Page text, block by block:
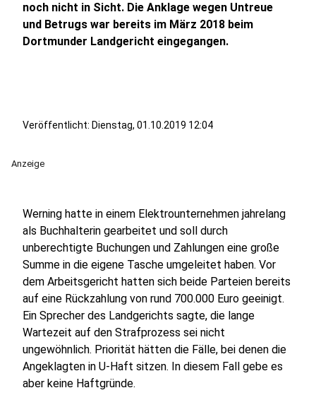
noch nicht in Sicht. Die Anklage wegen Untreue
und Betrugs war bereits im März 2018 beim
Dortmunder Landgericht eingegangen.
Veröffentlicht: Dienstag, 01.10.2019 12:04
Anzeige
Werning hatte in einem Elektrounternehmen jahrelang
als Buchhalterin gearbeitet und soll durch
unberechtigte Buchungen und Zahlungen eine große
Summe in die eigene Tasche umgeleitet haben. Vor
dem Arbeitsgericht hatten sich beide Parteien bereits
auf eine Rückzahlung von rund 700.000 Euro geeinigt.
Ein Sprecher des Landgerichts sagte, die lange
Wartezeit auf den Strafprozess sei nicht
ungewöhnlich. Priorität hätten die Fälle, bei denen die
Angeklagten in U-Haft sitzen. In diesem Fall gebe es
aber keine Haftgründe.